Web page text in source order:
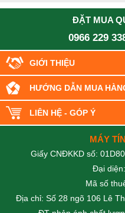
ĐẶT MUA
0966 229
GIỚI THIỆU
HƯỚNG DẪN MUA
LIÊN HỆ - GÓP Ý
MÁY
Giấy CNĐKKD số:
Đại
Mã số
Địa chỉ: Số 28 ngõ 106 Lê